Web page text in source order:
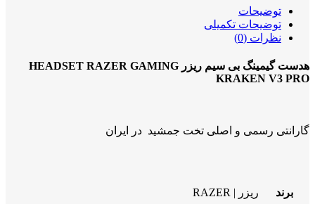
توضیحات
توضیحات تکمیلی
نظرات (0)
هدست گیمینگ بی سیم ریزر HEADSET RAZER GAMING
KRAKEN V3 PRO
گارانتی رسمی و اصلی تخت جمشید در ایران
برند ریزر | RAZER